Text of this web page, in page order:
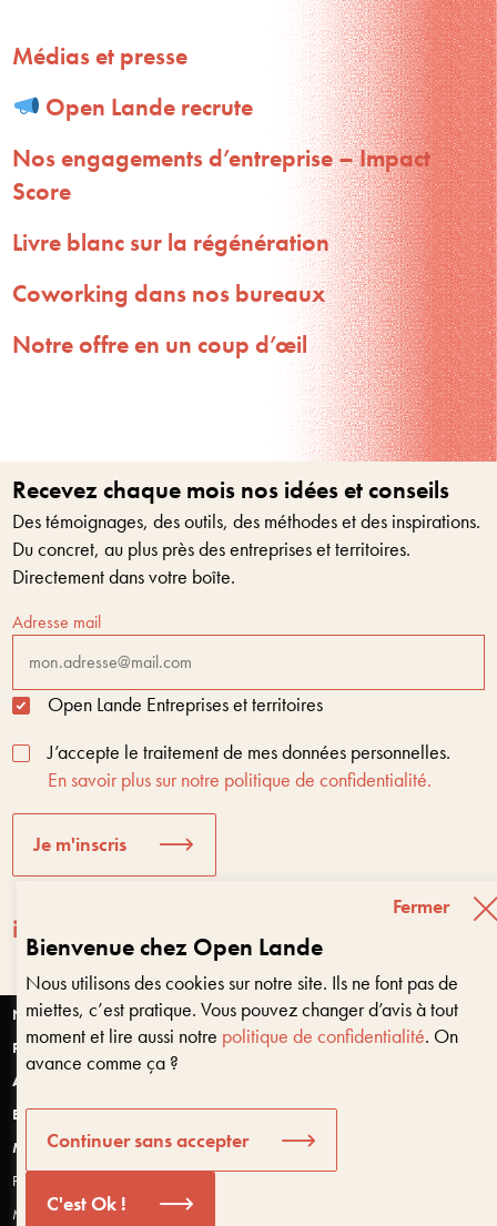
Nous vous aidons à être encore là dans 10 ans ?
Médias et presse
Open Lande recrute
Nos engagements d’entreprise – Impact
Score
Livre blanc sur la régénération
Coworking dans nos bureaux
Notre offre en un coup d’œil
Recevez chaque mois nos idées et conseils
Des témoignages, des outils, des méthodes et des inspirations.
Du concret, au plus près des entreprises et territoires.
Directement dans votre boîte.
Adresse mail
Open Lande Entreprises et territoires
J’accepte le traitement de mes données personnelles.
En savoir plus sur notre politique de confidentialité.
Je m'inscris
Nantes
Paris
Anjou
Bretagne
Montpellier
Politique de confidentialité et données personnelles
Mentions légales
Bienvenue chez Open Lande
Fermer
Nous utilisons des cookies sur notre site. Ils ne font pas de
miettes, c’est pratique. Vous pouvez changer d’avis à tout
moment et lire aussi notre politique de confidentialité. On
avance comme ça ?
Continuer sans accepter
C'est Ok !